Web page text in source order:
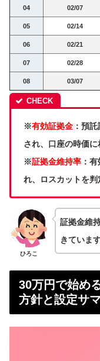
04 02/07
05 02/14
06 02/21
07 02/28
08 03/07
※有効証拠金 ：預
され、口座の時価
※証拠金維持率 ：
れ、ロスカットを
ひろこ
証拠金維
きています
30万円で始め
方針と設定サ